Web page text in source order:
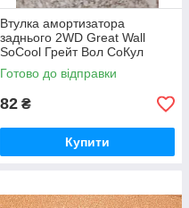
Втулка амортизатора
заднього 2WD Great Wall
SoCool Грейт Вол СоКул
Сокул
Готово до відправки
82 ₴
Купити